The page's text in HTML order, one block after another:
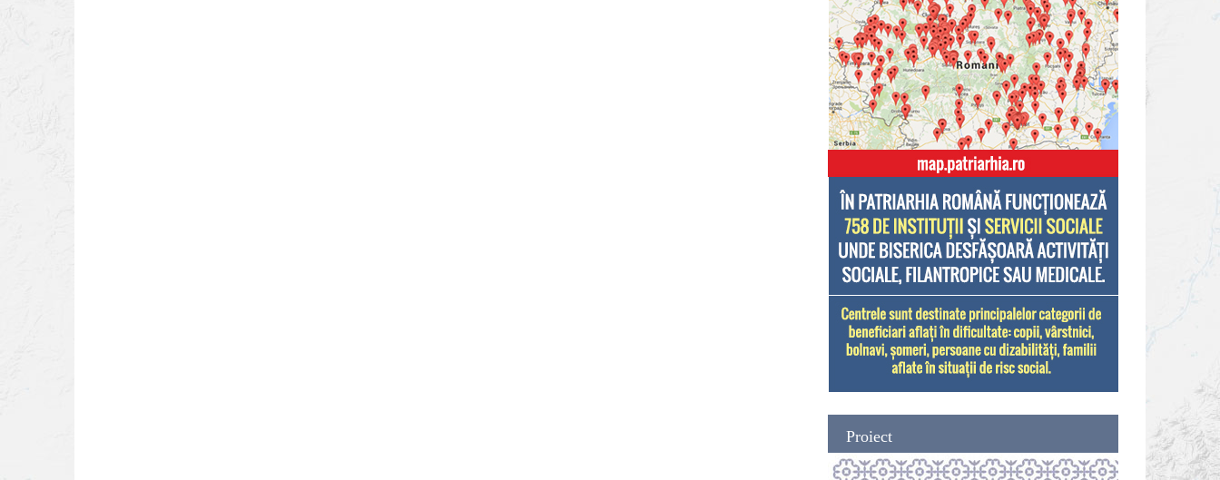
Proiect